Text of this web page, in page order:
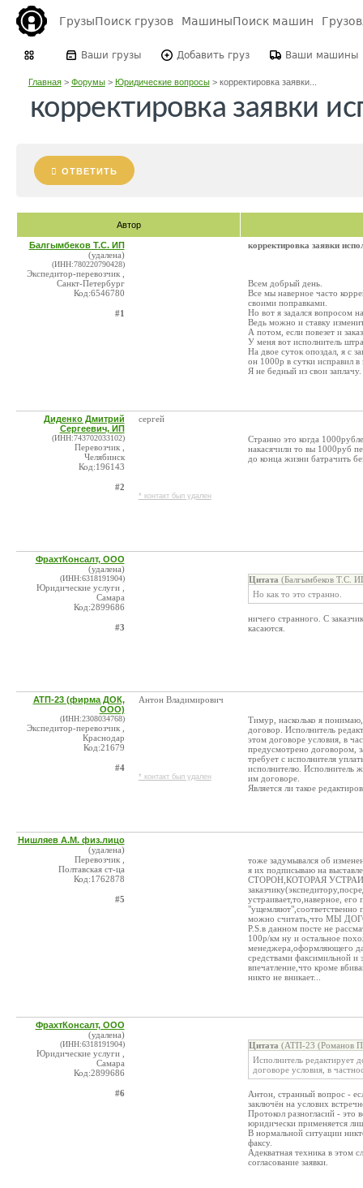
ГрузыПоиск грузов МашиныПоиск машин
Ваши грузы Добавить груз Ваши машины
Главная> Форумы> Юридические вопросы> корректировка заявки...
корректировка заявки
ОТВЕТИТЬ
Автор
Балгымбеков Т.С. ИП
(удалена)
(ИНН:780220790428)
Экспедитор-перевозчик ,
Санкт-Петербург
Код:6546780
#1
корректировка заявки
Всем добрый день.
Все мы наверное часто
своими поправками.
Но вот я задался вопросом
Ведь можно и ставку
А потом, если повезет и
У меня вот исполнитель
На двое суток опоздал, я с
он 1000р в сутки исправил в
Я не бедный из свои
Диденко Дмитрий
Сергеевич, ИП
(ИНН:743702033102)
Перевозчик ,
Челябинск
Код:196143
#2
сергей
* контакт был удален
Странно это когда
накасячили то вы 1000руб
до конца жизни батрачить
ФрахтКонсалт, ООО
(удалена)
(ИНН:6318191904)
Юридические услуги ,
Самара
Код:2899686
#3
Цитата (Балгымбеков Т.С.
Но как то это странно.
ничего странного. С
касаются.
АТП-23 (фирма ДОК,
ООО)
(ИНН:2308034768)
Экспедитор-перевозчик ,
Краснодар
Код:21679
#4
Антон Владимирович
* контакт был удален
Тимур, насколько я
договор. Исполнитель
этом договоре условия, в
предусмотрено договором,
требует с исполнителя
исполнителю. Исполнитель
им договоре.
Является ли такое
Нишляев А.М. физ.лицо
(удалена)
Перевозчик ,
Полтавская ст-ца
Код:1762878
#5
тоже задумывался об
я их подписываю на
СТОРОН,КОТОРАЯ
устраивает,то,наверное, его
"ущемляют",соответственно
можно считать,что МЫ
P.S.в данном посте не
100р/км ну и остальное
менеджера,оформляющего
средствами факсимильной и
впечатление,что кроме
никто не вникает...
ФрахтКонсалт, ООО
(удалена)
(ИНН:6318191904)
Юридические услуги ,
Самара
Код:2899686
#6
Цитата (АТП-23 (Романов
Исполнитель редактирует
договоре условия, в
Антон, странный вопрос -
заключён на услових
Протокол разногласий - это
юридически применяется
В нормальной ситуации
факсу.
Адекватная техника в этом
согласование заявки.